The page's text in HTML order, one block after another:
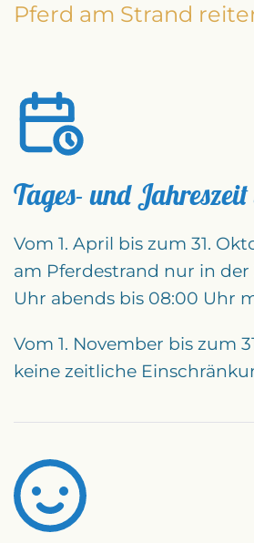
Pferd am Strand
Tages- und Jahreszeit
Vom 1. April bis zum 31.
am Pferdestrand nur in der
Uhr abends bis 08:00 Uhr
Vom 1. November bis zum
keine zeitliche